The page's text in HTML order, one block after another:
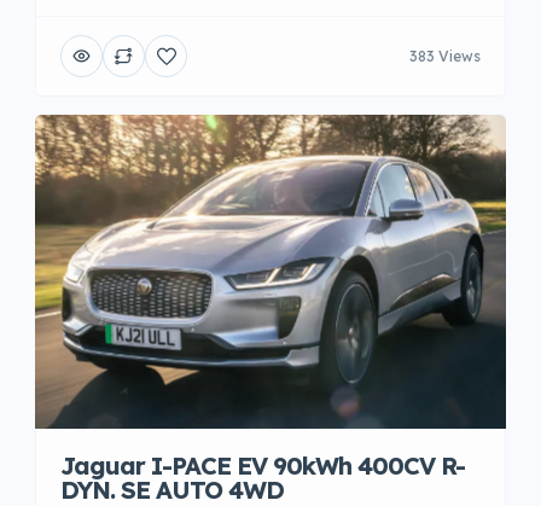
383 Views
Jaguar I-PACE EV 90kWh 400CV R-
DYN. SE AUTO 4WD